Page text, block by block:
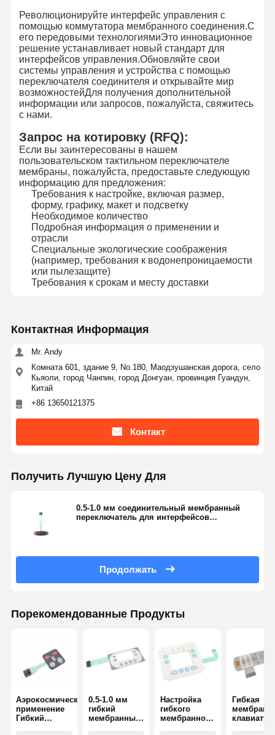
Революционируйте интерфейс управления с
помощью коммутатора мембранного соединения.С
его передовыми технологиямиЭто инновационное
решение устанавливает новый стандарт для
интерфейсов управления.Обновляйте свои
системы управления и устройства с помощью
переключателя соединителя и открывайте мир
возможностейДля получения дополнительной
информации или запросов, пожалуйста, свяжитесь
с нами.
Запрос на котировку (RFQ):
Если вы заинтересованы в нашем
пользовательском тактильном переключателе
мембраны, пожалуйста, предоставьте следующую
информацию для предложения:
Требования к настройке, включая размер,
форму, графику, макет и подсветку
Необходимое количество
Подробная информация о применении и
отрасли
Специальные экологические соображения
(например, требования к водонепроницаемости
или пылезащите)
Требования к срокам и месту доставки
Контактная Информация
Mr. Andy
Комната 601, здание 9, No.180, Маодзушанская дорога, село
Кьяоли, город Чанпин, город Донгуан, провинция Гуандун,
Китай
+86 13650121375
Контакт
Получить Лучшую Цену Для
0.5-1.0 мм соединительный мембранный
переключатель для интерфейсов
Продолжать
Порекомендованные Продукты
Аэрокосмическое
применение
Гибкий
0.5-1.0 мм
гибкий
мембранный
Настройка
гибкого
мембранного
Гибкая